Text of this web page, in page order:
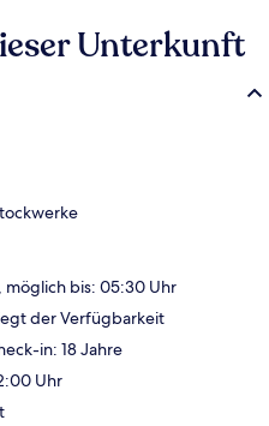
Unterkunft
möglich bis: 05:30 Uhr
der Verfügbarkeit
in: 18 Jahre
Uhr